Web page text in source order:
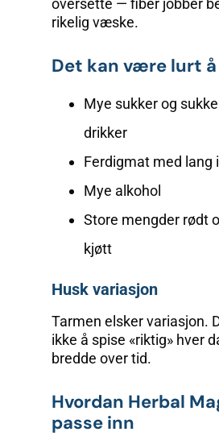
oversette — fiber jobber
rikelig væske.
Det kan være lurt
Mye sukker og
drikker
Ferdigmat med lang
Mye alkohol
Store mengder rødt
kjøtt
Husk variasjon
Tarmen elsker variasjon.
ikke å spise «riktig» hver
bredde over tid.
Hvordan Herbal
passe inn